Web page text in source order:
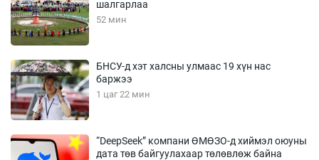
шалгарлаа
52 мин
БНСУ-д хэт халсны улмаас 19 хүн нас
баржээ
1 цаг 22 мин
“DeepSeek” компани ӨМӨЗО-д хиймэл оюуны
дата төв байгуулахаар төлөвлөж байна